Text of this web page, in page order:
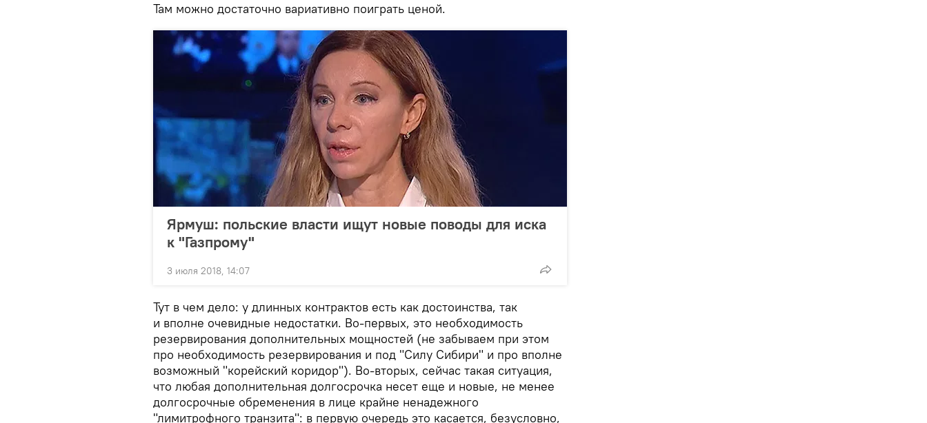
Там можно достаточно вариативно поиграть ценой.
Ярмуш: польские власти ищут новые поводы для иска
к "Газпрому"
3 июля 2018, 14:07
Тут в чем дело: у длинных контрактов есть как достоинства, так
и вполне очевидные недостатки. Во-первых, это необходимость
резервирования дополнительных мощностей (не забываем при этом
про необходимость резервирования и под "Силу Сибири" и про вполне
возможный "корейский коридор"). Во-вторых, сейчас такая ситуация,
что любая дополнительная долгосрочка несет еще и новые, не менее
долгосрочные обременения в лице крайне ненадежного
"лимитрофного транзита": в первую очередь это касается, безусловно,